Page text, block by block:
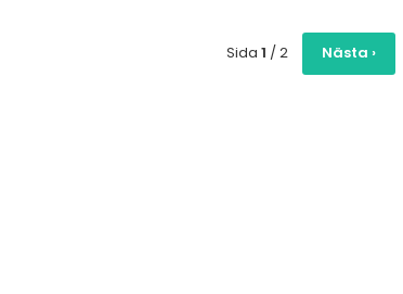
Sida 1 / 2 Nästa ›